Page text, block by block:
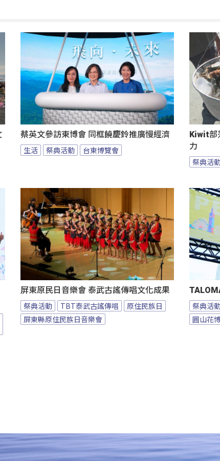
蔡英文參訪東博會 同框饒慶鈴推廣慢經濟
生活 祭典活動 台東博覽會
Kiwit部
力
祭典活
屏東原民日音樂會 泰武古謠傳唱文化成果
祭典活動 TBT泰武古謠傳唱
原住民族日
屏東縣原住民族日音樂會
祭典活
圓山花博